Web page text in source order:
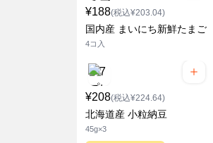
¥188(税込¥203.04)
国内産 まいにち新鮮たまご
4コ入
¥208(税込¥224.64)
北海道産 小粒納豆
45g×3